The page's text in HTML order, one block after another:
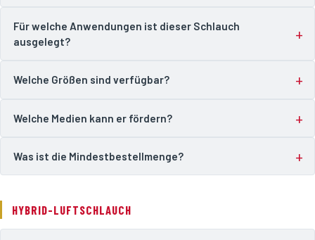
Für welche Anwendungen ist dieser Schlauch
ausgelegt?
Welche Größen sind verfügbar?
Welche Medien kann er fördern?
Was ist die Mindestbestellmenge?
HYBRID-LUFTSCHLAUCH